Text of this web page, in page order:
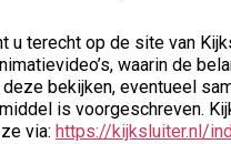
u terecht op de site van
waarin de
bekijken, eventueel
is voorgeschreven.
via: https://kijksluiter.nl/